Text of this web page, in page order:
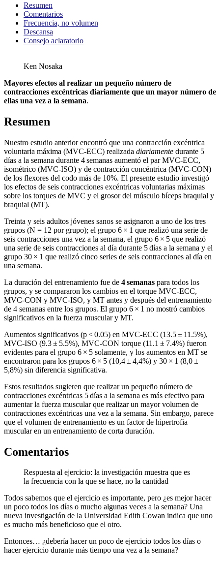
Resumen
Comentarios
Frecuencia, no volumen
Descansa
Consejo aclaratorio
Ken Nosaka
Mayores efectos al realizar un pequeño número de
contracciones excéntricas diariamente que un mayor número de
ellas una vez a la semana.
Resumen
Nuestro estudio anterior encontró que una contracción excéntrica
voluntaria máxima (MVC-ECC) realizada diariamente durante 5
días a la semana durante 4 semanas aumentó el par MVC-ECC,
isométrico (MVC-ISO) y de contracción concéntrica (MVC-CON)
de los flexores del codo más de 10%. El presente estudio investigó
los efectos de seis contracciones excéntricas voluntarias máximas
sobre los torques de MVC y el grosor del músculo bíceps braquial y
braquial (MT).
Treinta y seis adultos jóvenes sanos se asignaron a uno de los tres
grupos (N = 12 por grupo); el grupo 6 × 1 que realizó una serie de
seis contracciones una vez a la semana, el grupo 6 × 5 que realizó
una serie de seis contracciones al día durante 5 días a la semana y el
grupo 30 × 1 que realizó cinco series de seis contracciones al día en
una semana.
La duración del entrenamiento fue de 4 semanas para todos los
grupos, y se compararon los cambios en el torque MVC-ECC,
MVC-CON y MVC-ISO, y MT antes y después del entrenamiento
de 4 semanas entre los grupos. El grupo 6 × 1 no mostró cambios
significativos en la fuerza muscular y MT.
Aumentos significativos (p < 0.05) en MVC-ECC (13.5 ± 11.5%),
MVC-ISO (9.3 ± 5.5%), MVC-CON torque (11.1 ± 7.4%) fueron
evidentes para el grupo 6 × 5 solamente, y los aumentos en MT se
encontraron para los grupos 6 × 5 (10,4 ± 4,4%) y 30 × 1 (8,0 ±
5,8%) sin diferencia significativa.
Estos resultados sugieren que realizar un pequeño número de
contracciones excéntricas 5 días a la semana es más efectivo para
aumentar la fuerza muscular que realizar un mayor volumen de
contracciones excéntricas una vez a la semana. Sin embargo, parece
que el volumen de entrenamiento es un factor de hipertrofia
muscular en un entrenamiento de corta duración.
Comentarios
Respuesta al ejercicio: la investigación muestra que es
la frecuencia con la que se hace, no la cantidad
Todos sabemos que el ejercicio es importante, pero ¿es mejor hacer
un poco todos los días o mucho algunas veces a la semana? Una
nueva investigación de la Universidad Edith Cowan indica que uno
es mucho más beneficioso que el otro.
Entonces… ¿debería hacer un poco de ejercicio todos los días o
hacer ejercicio durante más tiempo una vez a la semana?